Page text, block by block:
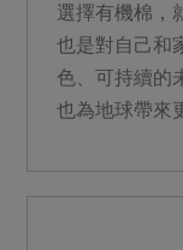
選擇有機棉，
也是對自己和
色、可持續的
也為地球帶來